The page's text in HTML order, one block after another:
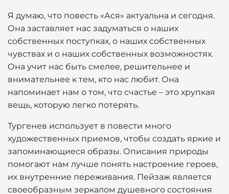
Я думаю, что повесть «Ася» актуальна и сегодня.
Она заставляет нас задуматься о наших
собственных поступках, о наших собственных
чувствах и о наших собственных возможностях.
Она учит нас быть смелее, решительнее и
внимательнее к тем, кто нас любит. Она
напоминает нам о том, что счастье – это хрупкая
вещь, которую легко потерять.
Тургенев использует в повести много
художественных приемов, чтобы создать яркие и
запоминающиеся образы. Описания природы
помогают нам лучше понять настроение героев,
их внутренние переживания. Пейзаж является
своеобразным зеркалом душевного состояния